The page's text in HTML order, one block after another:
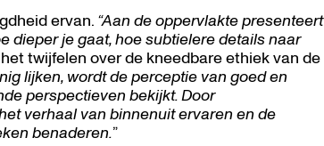
ervan. “Aan de oppervlakte presenteert
dieper je gaat, hoe subtielere details naar
twijfelen over de kneedbare ethiek van de
lijken, wordt de perceptie van goed en
perspectieven bekijkt. Door
verhaal van binnenuit ervaren en de
benaderen.”